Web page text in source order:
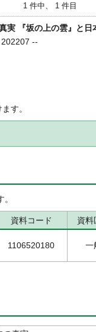
1 件中、 1 件目
実 『坂の上の雲』と日
--
す。
資料コード 資料
1106520180 一